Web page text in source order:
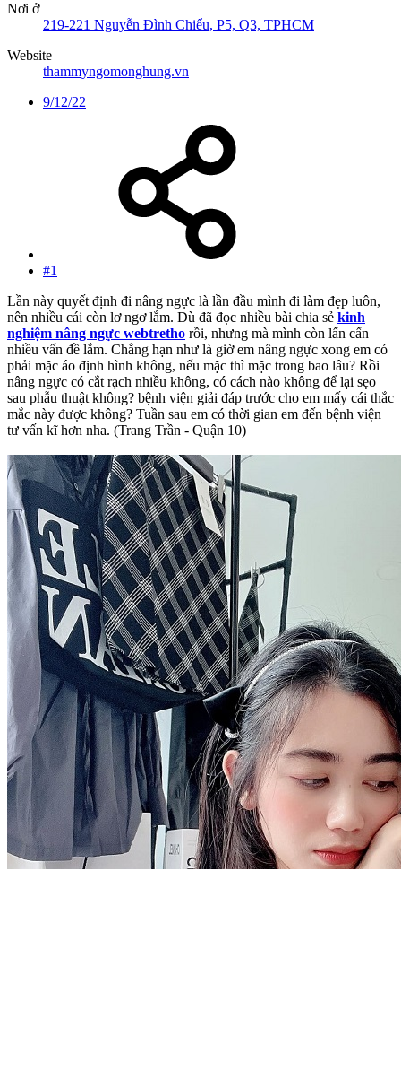
Nơi ở
219-221 Nguyễn Đình Chiểu, P5, Q3, TPHCM
Website
thammyngomonghung.vn
9/12/22
#1
Lần này quyết định đi nâng ngực là lần đầu mình đi làm đẹp luôn,
nên nhiều cái còn lơ ngơ lắm. Dù đã đọc nhiều bài chia sẻ kinh
nghiệm nâng ngực webtretho rồi, nhưng mà mình còn lấn cấn
nhiều vấn đề lắm. Chẳng hạn như là giờ em nâng ngực xong em có
phải mặc áo định hình không, nếu mặc thì mặc trong bao lâu? Rồi
nâng ngực có cắt rạch nhiều không, có cách nào không để lại sẹo
sau phẫu thuật không? bệnh viện giải đáp trước cho em mấy cái thắc
mắc này được không? Tuần sau em có thời gian em đến bệnh viện
tư vấn kĩ hơn nha. (Trang Trần - Quận 10)